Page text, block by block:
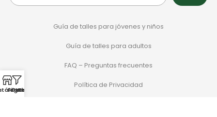
Guía de talles para jóvenes y niños
Guía de talles para adultos
FAQ – Preguntas frecuentes
Política de Privacidad
Filtros
Sale
Categorias
Whatsapp